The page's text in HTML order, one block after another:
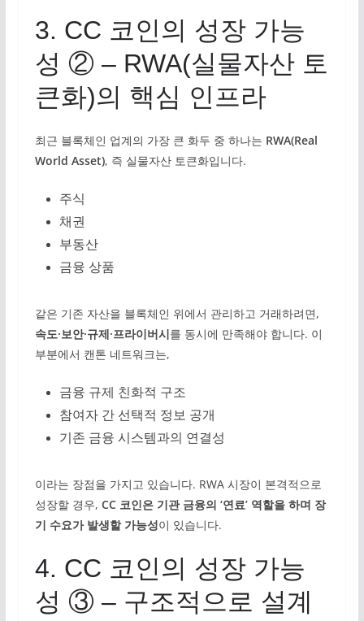
3. CC 코인의 성장 가능
성 ② – RWA(실물자산 토
큰화)의 핵심 인프라
최근 블록체인 업계의 가장 큰 화두 중 하나는 RWA(Real
World Asset), 즉 실물자산 토큰화입니다.
주식
채권
부동산
금융 상품
같은 기존 자산을 블록체인 위에서 관리하고 거래하려면,
속도·보안·규제·프라이버시를 동시에 만족해야 합니다. 이
부분에서 캔톤 네트워크는,
금융 규제 친화적 구조
참여자 간 선택적 정보 공개
기존 금융 시스템과의 연결성
이라는 장점을 가지고 있습니다. RWA 시장이 본격적으로
성장할 경우, CC 코인은 기관 금융의 ‘연료’ 역할을 하며 장
기 수요가 발생할 가능성이 있습니다.
4. CC 코인의 성장 가능
성 ③ – 구조적으로 설계